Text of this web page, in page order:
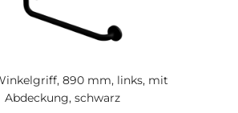
890 mm, links, mit
Abdeckung, schwarz